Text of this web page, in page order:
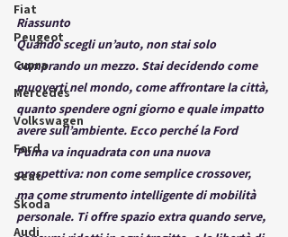
Fiat
Peugeot
Cupra
Mercedes
Volkswagen
Ford
Seat
Škoda
Audi
Riassunto
Quando scegli un’auto, non stai solo
comprando un mezzo. Stai decidendo come
muoverti nel mondo, come affrontare la città,
quanto spendere ogni giorno e quale impatto
avere sull’ambiente. Ecco perché la Ford
Puma va inquadrata con una nuova
prospettiva: non come semplice crossover,
ma come strumento intelligente di mobilità
personale. Ti offre spazio extra quando serve,